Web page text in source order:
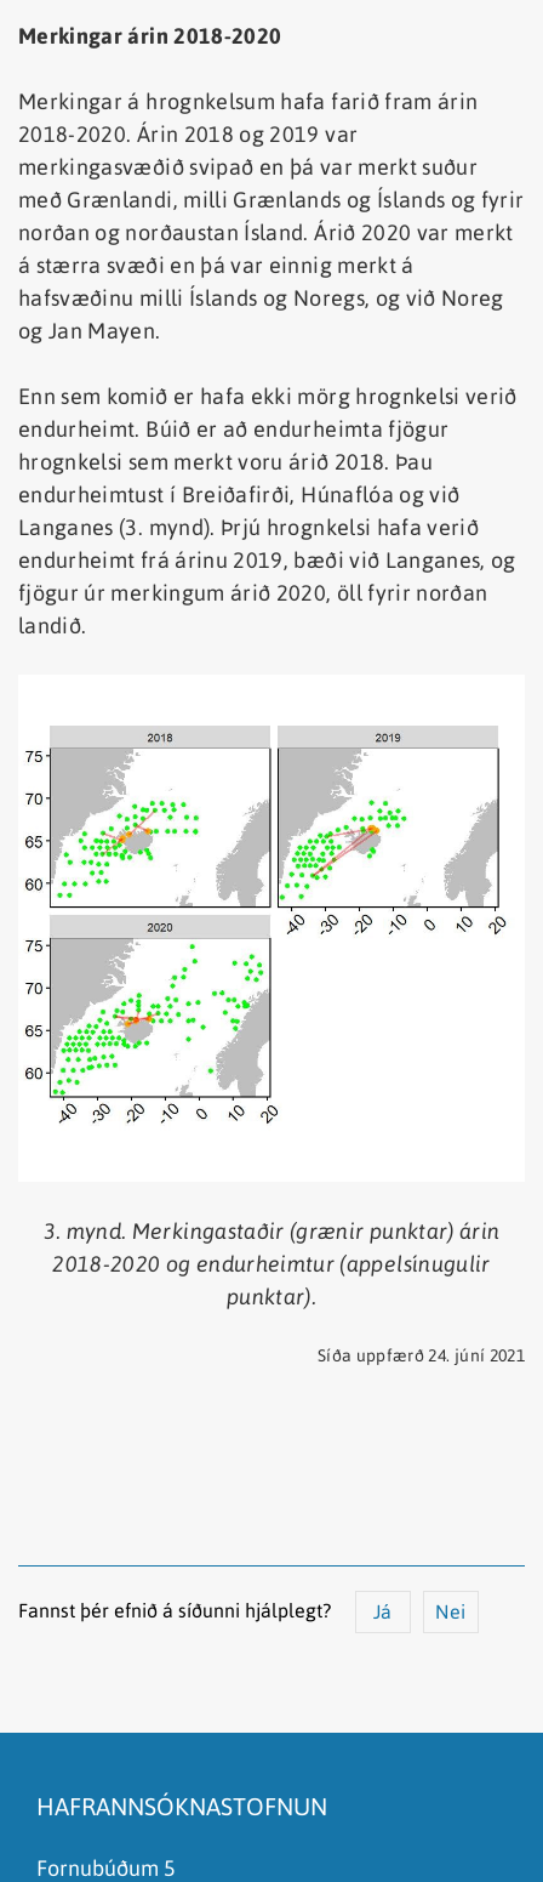
Merkingar árin 2018-2020
Merkingar á hrognkelsum hafa farið fram árin
2018-2020. Árin 2018 og 2019 var
merkingasvæðið svipað en þá var merkt suður
með Grænlandi, milli Grænlands og Íslands og fyrir
norðan og norðaustan Ísland. Árið 2020 var merkt
á stærra svæði en þá var einnig merkt á
hafsvæðinu milli Íslands og Noregs, og við Noreg
og Jan Mayen.
Enn sem komið er hafa ekki mörg hrognkelsi verið
endurheimt. Búið er að endurheimta fjögur
hrognkelsi sem merkt voru árið 2018. Þau
endurheimtust í Breiðafirði, Húnaflóa og við
Langanes (3. mynd). Þrjú hrognkelsi hafa verið
endurheimt frá árinu 2019, bæði við Langanes, og
fjögur úr merkingum árið 2020, öll fyrir norðan
landið.
3. mynd. Merkingastaðir (grænir punktar) árin
2018-2020 og endurheimtur (appelsínugulir
punktar).
Síða uppfærð 24. júní 2021
Fannst þér efnið á síðunni hjálplegt? Já Nei
Það er of mikið efni á síðunni
Ég skil ekki efnið, finnst það of flókið
HAFRANNSÓKNASTOFNUN
Fornubúðum 5